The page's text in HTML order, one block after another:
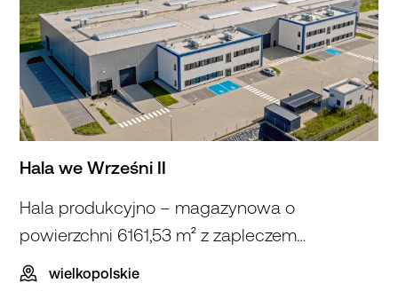
Hala we Wrześni II
Hala produkcyjno – magazynowa o
powierzchni 6161,53 m² z zapleczem
biurowym
wielkopolskie